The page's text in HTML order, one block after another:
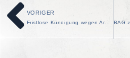
VORIGER
Fristlose Kündigung wegen Arbeitsunfähigkeitsbescheinigung (AU) ohne Arztkontakt